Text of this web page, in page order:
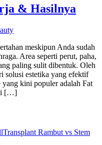
& Hasilnya
meskipun Anda sudah
Area seperti perut, paha,
paling sulit dibentuk. Oleh
solusi estetika yang efektif
yang kini populer adalah Fat
[…]
Transplant Rambut vs Stem